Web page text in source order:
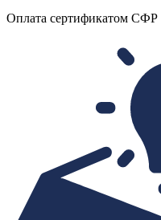
Оплата сертификатом СФР